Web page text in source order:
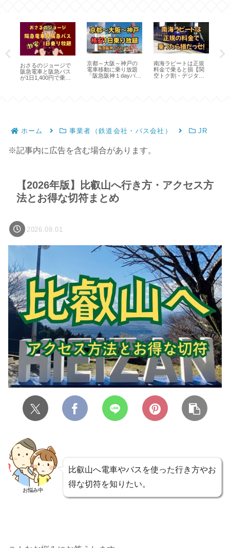
おさるのジョージで
阪急電車と阪急バス
が1日1,400円で乗り
京都～大阪～神戸の
電車移動に乗り放題
「阪急阪神１dayパ
南海ラピートは正規
料金で乗ると損【関
空トク割・デジタル
ホーム 事業者（鉄道会社・バス会社） JR
※記事内に広告を含む場合があります。
【2026年版】比叡山へ行き方・アクセス方
法とお得な切符まとめ
2026.08.01
お悩み中
比叡山へ電車やバスを使った行き方やお
得な切符を知りたい。